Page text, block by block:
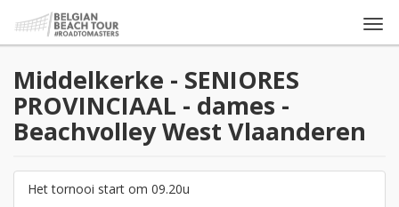
Middelkerke - SENIORES
PROVINCIAAL - dames -
Beachvolley West Vlaanderen
Het tornooi start om 09.20u